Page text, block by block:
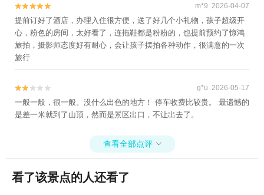

 m*9 2026-04-07
提前订好了酒店，办理入住很方便，送了好几个小礼物，孩子超级开
心，粉色的房间，太好看了，连拖鞋都是粉粉的，也提前预约了惊鸿
旅拍，摄影师态度好有耐心，会让孩子摆拍各种动作，很满意的一次
旅行

 g*u 2026-05-17
一般一般，很一般。没什么出色的地方！ 停车收费比较贵。 最遗憾的
是差一米就到了山顶，然而是景区出口，不让出去了。
查看全部点评 
看了该景点的人还看了